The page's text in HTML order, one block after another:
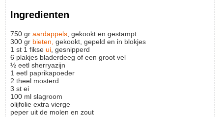
Ingredienten
750 gr aardappels , gekookt en gestampt
300 gr bieten, gekookt, gepeld en in blokjes
1 st 1 fikse ui , gesnipperd
6 plakjes bladerdeeg of een groot vel
½ eetl sherryazijn
1 eetl paprikapoeder
2 theel mosterd
3 st ei
100 ml slagroom
olijfolie extra vierge
peper uit de molen en zout